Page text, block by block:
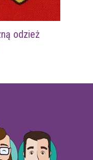
odzież